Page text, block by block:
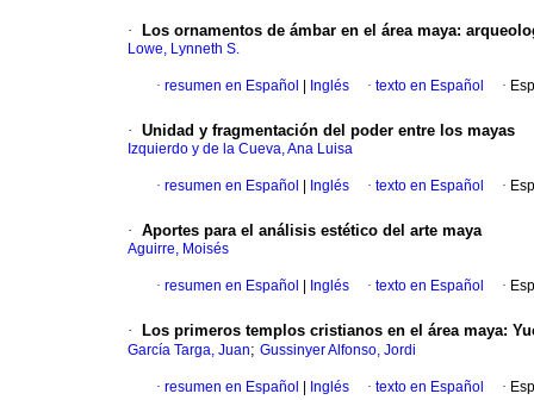
· Los ornamentos de ámbar en el área maya:
Lowe, Lynneth S.
· resumen en Español Inglés · texto en Español ·
· Unidad y fragmentación del poder entre los mayas
Izquierdo y de la Cueva, Ana Luisa
· resumen en Español Inglés · texto en Español ·
· Aportes para el análisis estético del arte maya
Aguirre, Moisés
· resumen en Español Inglés · texto en Español ·
· Los primeros templos cristianos en el área maya:
García Targa, Juan; Gussinyer Alfonso, Jordi
· resumen en Español Inglés · texto en Español ·